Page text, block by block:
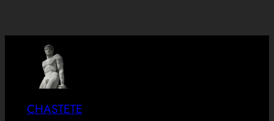
CHASTETE